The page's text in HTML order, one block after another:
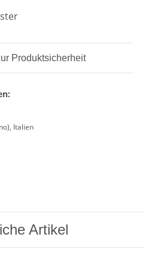
Produktsicherheit
Italien
Artikel